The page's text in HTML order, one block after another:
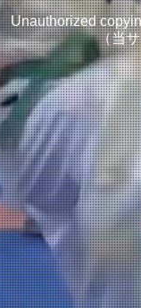
Unauthorized
（当